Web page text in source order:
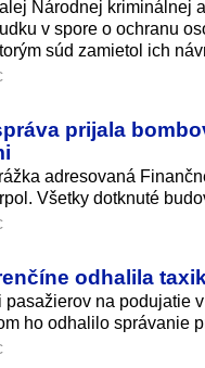
Národnej kriminálnej
v spore o ochranu
súd zamietol ich
prijala
adresovaná
Všetky dotknuté
odhalila
pasažierov na podujatie
ho odhalilo správanie